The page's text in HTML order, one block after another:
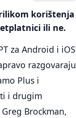
korištenja
ili ne.
za Android i iOS
razgovaraju
Plus i
i drugim
Brockman,